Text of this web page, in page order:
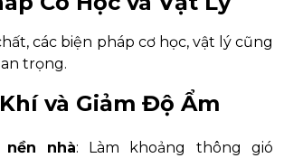
các biện pháp cơ học, vật lý cũng
trọng.
và Giảm Độ Ẩm
nhà: Làm khoảng thông gió